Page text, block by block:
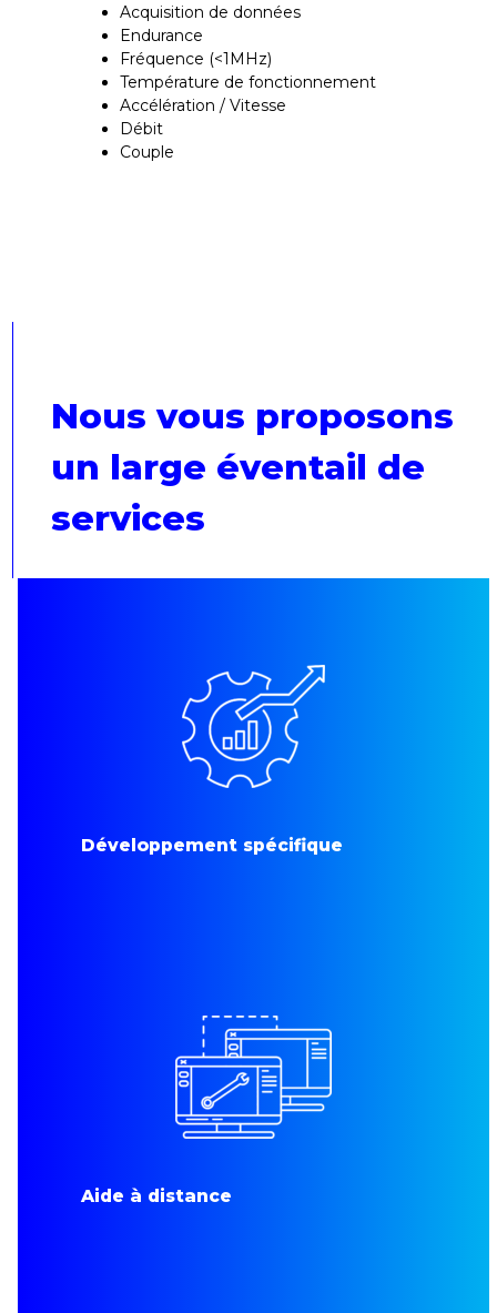
Acquisition de données
Endurance
Fréquence (<1MHz)
Température de fonctionnement
Accélération / Vitesse
Débit
Couple
Nous vous proposons
un large éventail de
services
Développement spécifique
Aide à distance